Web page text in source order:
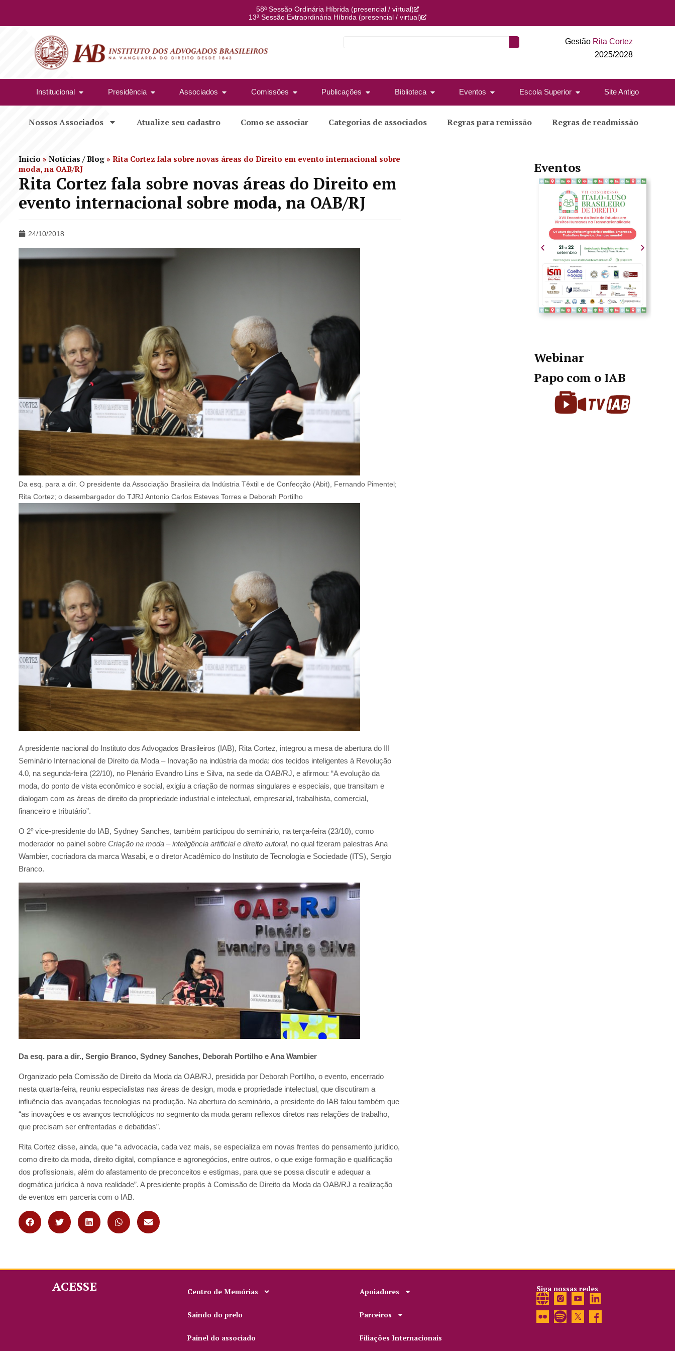
58ª Sessão Ordinária Híbrida (presencial / virtual)
13ª Sessão Extraordinária Híbrida (presencial / virtual)
Gestão Rita Cortez
2025/2028
Institucional Presidência Associados Comissões Publicações Biblioteca Eventos Escola Superior Site Antigo
Nossos Associados Atualize seu cadastro Como se associar Categorias de associados Regras para remissão Regras de readmissão
Início » Notícias / Blog » Rita Cortez fala sobre novas áreas do Direito em evento internacional sobre
moda, na OAB/RJ
Rita Cortez fala sobre novas áreas do Direito em
evento internacional sobre moda, na OAB/RJ
24/10/2018
Da esq. para a dir. O presidente da Associação Brasileira da Indústria Têxtil e de Confecção (Abit), Fernando Pimentel;
Rita Cortez; o desembargador do TJRJ Antonio Carlos Esteves Torres e Deborah Portilho
A presidente nacional do Instituto dos Advogados Brasileiros (IAB), Rita Cortez, integrou a mesa de abertura do III
Seminário Internacional de Direito da Moda – Inovação na indústria da moda: dos tecidos inteligentes à Revolução
4.0, na segunda-feira (22/10), no Plenário Evandro Lins e Silva, na sede da OAB/RJ, e afirmou: “A evolução da
moda, do ponto de vista econômico e social, exigiu a criação de normas singulares e especiais, que transitam e
dialogam com as áreas de direito da propriedade industrial e intelectual, empresarial, trabalhista, comercial,
financeiro e tributário”.
O 2º vice-presidente do IAB, Sydney Sanches, também participou do seminário, na terça-feira (23/10), como
moderador no painel sobre Criação na moda – inteligência artificial e direito autoral, no qual fizeram palestras Ana
Wambier, cocriadora da marca Wasabi, e o diretor Acadêmico do Instituto de Tecnologia e Sociedade (ITS), Sergio
Branco.
Da esq. para a dir., Sergio Branco, Sydney Sanches, Deborah Portilho e Ana Wambier
Organizado pela Comissão de Direito da Moda da OAB/RJ, presidida por Deborah Portilho, o evento, encerrado
nesta quarta-feira, reuniu especialistas nas áreas de design, moda e propriedade intelectual, que discutiram a
influência das avançadas tecnologias na produção. Na abertura do seminário, a presidente do IAB falou também que
“as inovações e os avanços tecnológicos no segmento da moda geram reflexos diretos nas relações de trabalho,
que precisam ser enfrentadas e debatidas”.
Rita Cortez disse, ainda, que “a advocacia, cada vez mais, se especializa em novas frentes do pensamento jurídico,
como direito da moda, direito digital, compliance e agronegócios, entre outros, o que exige formação e qualificação
dos profissionais, além do afastamento de preconceitos e estigmas, para que se possa discutir e adequar a
dogmática jurídica à nova realidade”. A presidente propôs à Comissão de Direito da Moda da OAB/RJ a realização
de eventos em parceria com o IAB.
Eventos
Webinar
Papo com o IAB
ACESSE Centro de Memórias
Saindo do prelo
Painel do associado
Apoiadores
Parceiros
Filiações Internacionais
Siga nossas redes